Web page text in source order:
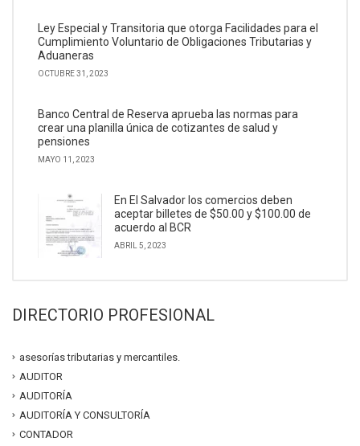
Ley Especial y Transitoria que otorga Facilidades para el
Cumplimiento Voluntario de Obligaciones Tributarias y
Aduaneras
OCTUBRE 31, 2023
Banco Central de Reserva aprueba las normas para
crear una planilla única de cotizantes de salud y
pensiones
MAYO 11, 2023
En El Salvador los comercios deben
aceptar billetes de $50.00 y $100.00 de
acuerdo al BCR
ABRIL 5, 2023
DIRECTORIO PROFESIONAL
asesorías tributarias y mercantiles.
AUDITOR
AUDITORÍA
AUDITORÍA Y CONSULTORÍA
CONTADOR